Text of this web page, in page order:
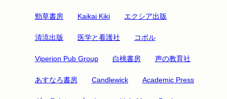
勁草書房 Kaikai Kiki エクシア出版
清流出版 医学と看護社 コボル
Viperion Pub Group 白桃書房 声の教育社
あすなろ書房 Candlewick Academic Press